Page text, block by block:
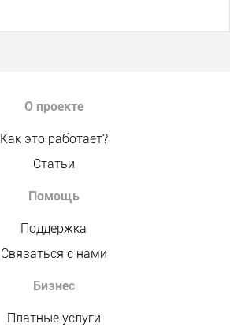
О проекте
Как это работает?
Статьи
Помощь
Поддержка
Связаться с нами
Бизнес
Платные услуги